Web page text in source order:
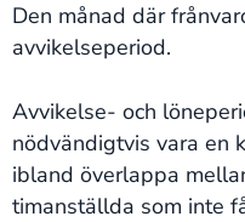
Den månad där
avvikelseperiod.
Avvikelse- och
nödvändigtvis vara en
ibland överlappa
timanställda som inte